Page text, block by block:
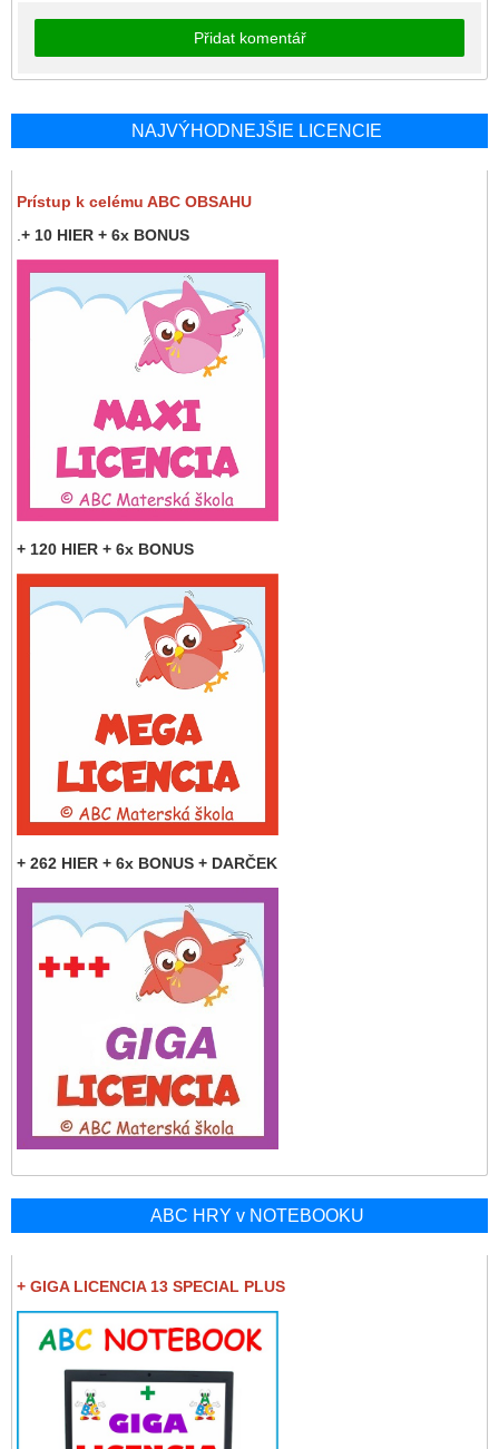
NAJVÝHODNEJŠIE LICENCIE
Prístup k celému ABC OBSAHU
+ 10 HIER + 6x BONUS
+ 120 HIER + 6x BONUS
+ 262 HIER + 6x BONUS + DARČEK
ABC HRY v NOTEBOOKU
+ GIGA LICENCIA 13 SPECIAL PLUS
Přidat komentář